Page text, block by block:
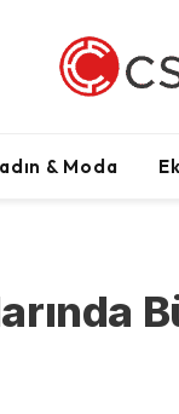
& Moda